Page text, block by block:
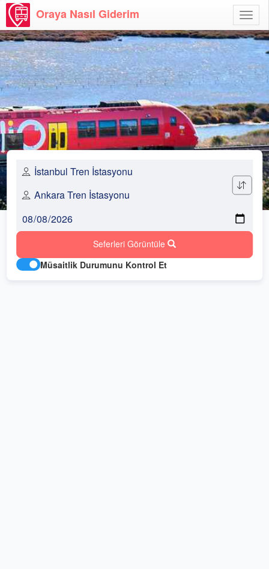
Aç
Oraya Nasıl Giderim
Seferleri Görüntüle
Müsaitlik Durumunu Kontrol Et